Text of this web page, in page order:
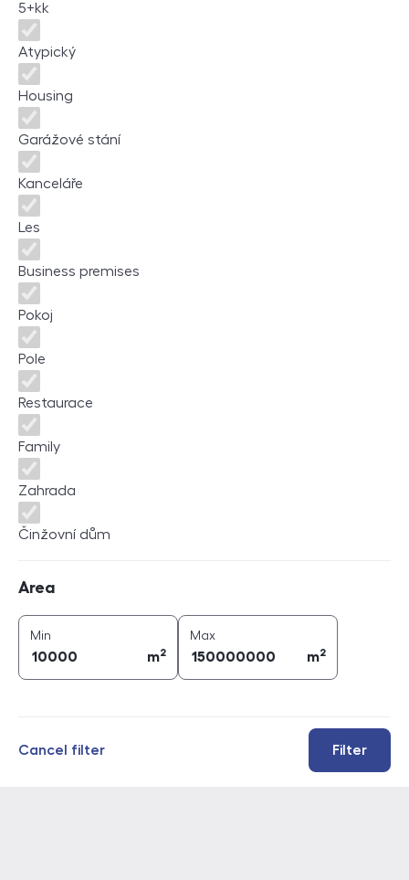
5+kk
Atypický
Housing
Garážové stání
Kanceláře
Les
Business premises
Pokoj
Pole
Restaurace
Family
Zahrada
Činžovní dům
Area
Min
m2
Maxarea (
m2
Filter
Cancel filter